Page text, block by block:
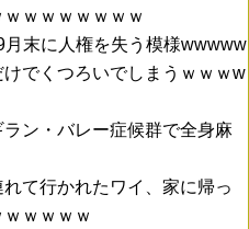
ｗｗｗｗｗｗｗ
月末に人権を失う模様wwwww
けでくつろいでしまうｗｗｗw
ン・バレー症候群で全身麻
て行かれたワイ、家に帰っ
ｗｗｗｗ